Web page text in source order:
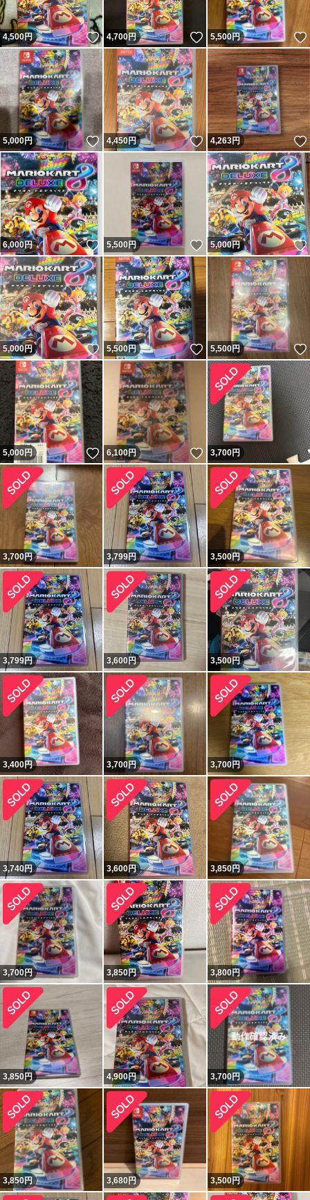
4,500円 いいね！
4,700円 いいね！
5,500円
5,000円 いいね！
4,450円 いいね！
4,263円
6,000円 いいね！
5,500円 いいね！
5,000円
5,000円 いいね！
5,500円 いいね！
5,500円
5,000 円 いいね！
6,100円 いいね！
3,700円
3,700円 3,799円 3,500円
3,799円 3,600円 3,500円
3,400円 3,700円 3,700円
3,740円 3,600円 3,850円
3,700円 3,850円 3,800円
3,850円 4,900円 3,700円
3,850円 3,680円 3,500円